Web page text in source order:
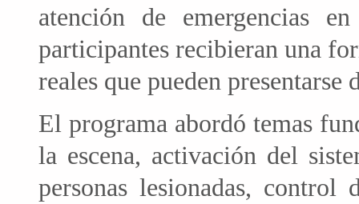
atención de emergencias
participantes recibieran una
reales que pueden
El programa abordó temas
la escena, activación del
personas lesionadas, control